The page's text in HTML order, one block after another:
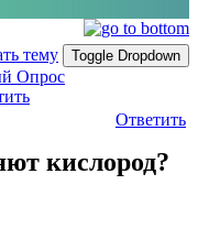
тему
Toggle Dropdown
Опрос
Ответить
кислород?